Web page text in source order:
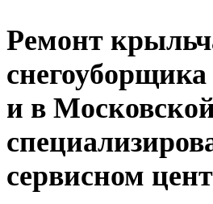
Ремонт
и в
сервисном